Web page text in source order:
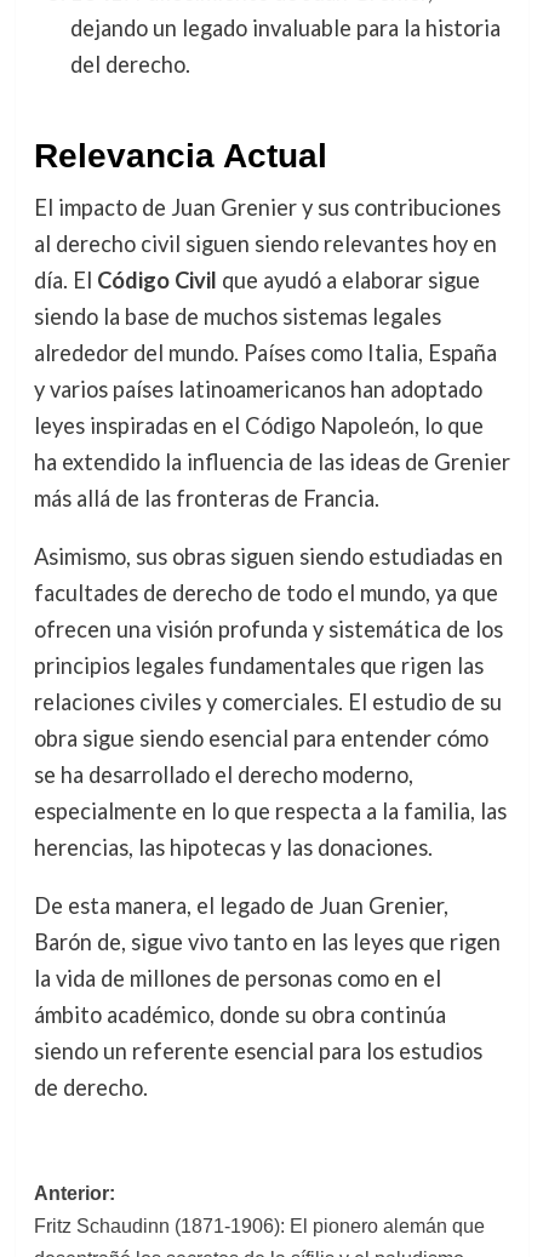
dejando un legado invaluable para la historia
del derecho.
Relevancia Actual
El impacto de Juan Grenier y sus contribuciones
al derecho civil siguen siendo relevantes hoy en
día. El Código Civil que ayudó a elaborar sigue
siendo la base de muchos sistemas legales
alrededor del mundo. Países como Italia, España
y varios países latinoamericanos han adoptado
leyes inspiradas en el Código Napoleón, lo que
ha extendido la influencia de las ideas de Grenier
más allá de las fronteras de Francia.
Asimismo, sus obras siguen siendo estudiadas en
facultades de derecho de todo el mundo, ya que
ofrecen una visión profunda y sistemática de los
principios legales fundamentales que rigen las
relaciones civiles y comerciales. El estudio de su
obra sigue siendo esencial para entender cómo
se ha desarrollado el derecho moderno,
especialmente en lo que respecta a la familia, las
herencias, las hipotecas y las donaciones.
De esta manera, el legado de Juan Grenier,
Barón de, sigue vivo tanto en las leyes que rigen
la vida de millones de personas como en el
ámbito académico, donde su obra continúa
siendo un referente esencial para los estudios
de derecho.
Navegación
de
Anterior:
Fritz Schaudinn (1871-1906): El pionero alemán que